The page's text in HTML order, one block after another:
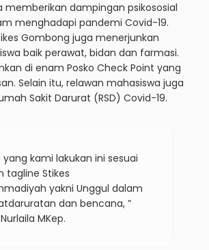
memberikan dampingan psikososial
menghadapi pandemi Covid-19.
Gombong juga menerjunkan
baik perawat, bidan dan farmasi.
di enam Posko Check Point yang
Selain itu, relawan mahasiswa juga
Sakit Darurat (RSD) Covid-19.
yang kami lakukan ini sesuai
tagline Stikes
yakni Unggul dalam
dan bencana, ”
MKep.